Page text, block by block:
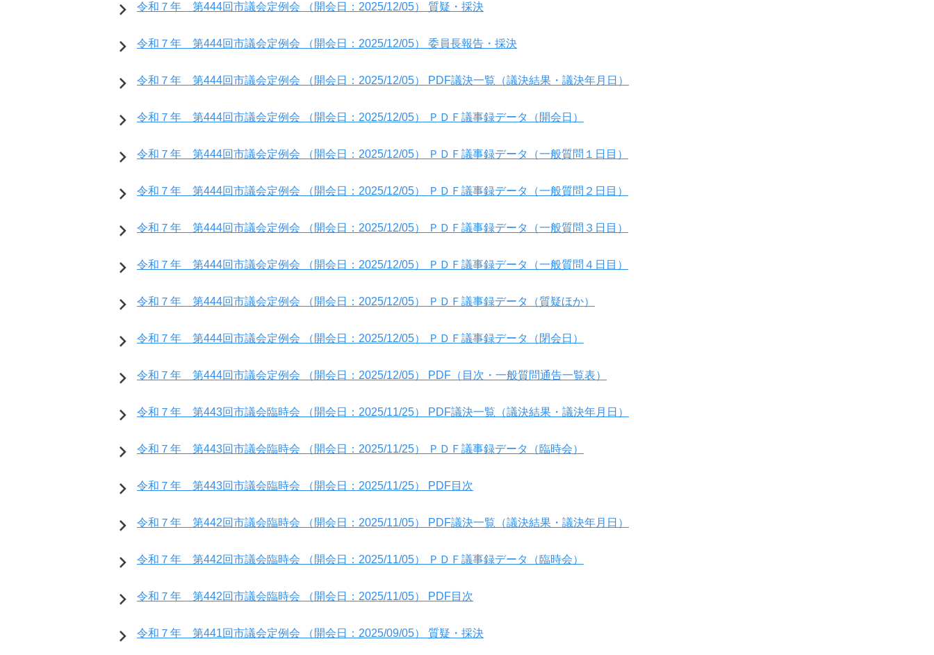
令和７年 第444回市議会定例会 （開会日：2025/12/05） 質疑・採決
令和７年 第444回市議会定例会 （開会日：2025/12/05） 委員長報告・採決
令和７年 第444回市議会定例会 （開会日：2025/12/05） PDF議決一覧（議決結果・議決年月日）
令和７年 第444回市議会定例会 （開会日：2025/12/05） ＰＤＦ議事録データ（開会日）
令和７年 第444回市議会定例会 （開会日：2025/12/05） ＰＤＦ議事録データ（一般質問１日目）
令和７年 第444回市議会定例会 （開会日：2025/12/05） ＰＤＦ議事録データ（一般質問２日目）
令和７年 第444回市議会定例会 （開会日：2025/12/05） ＰＤＦ議事録データ（一般質問３日目）
令和７年 第444回市議会定例会 （開会日：2025/12/05） ＰＤＦ議事録データ（一般質問４日目）
令和７年 第444回市議会定例会 （開会日：2025/12/05） ＰＤＦ議事録データ（質疑ほか）
令和７年 第444回市議会定例会 （開会日：2025/12/05） ＰＤＦ議事録データ（閉会日）
令和７年 第444回市議会定例会 （開会日：2025/12/05） PDF（目次・一般質問通告一覧表）
令和７年 第443回市議会臨時会 （開会日：2025/11/25） PDF議決一覧（議決結果・議決年月日）
令和７年 第443回市議会臨時会 （開会日：2025/11/25） ＰＤＦ議事録データ（臨時会）
令和７年 第443回市議会臨時会 （開会日：2025/11/25） PDF目次
令和７年 第442回市議会臨時会 （開会日：2025/11/05） PDF議決一覧（議決結果・議決年月日）
令和７年 第442回市議会臨時会 （開会日：2025/11/05） ＰＤＦ議事録データ（臨時会）
令和７年 第442回市議会臨時会 （開会日：2025/11/05） PDF目次
令和７年 第441回市議会定例会 （開会日：2025/09/05） 質疑・採決